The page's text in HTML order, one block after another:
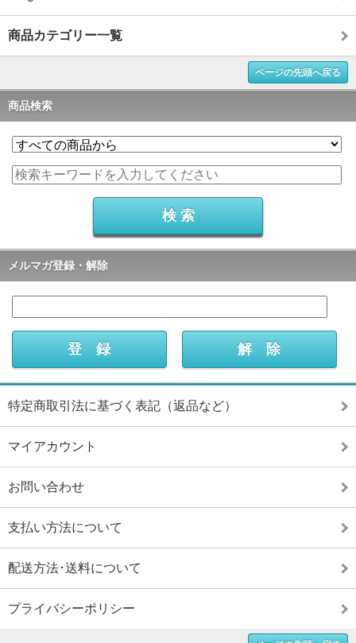
商品カテゴリー一覧
ページの先頭へ戻る
商品検索
メルマガ登録・解除
特定商取引法に基づく表記（返品など）
マイアカウント
お問い合わせ
支払い方法について
配送方法･送料について
プライバシーポリシー